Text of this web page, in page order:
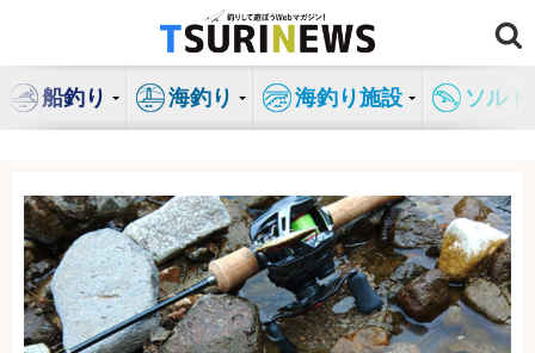
ン
船釣り 海釣り 海釣り施設 ソル